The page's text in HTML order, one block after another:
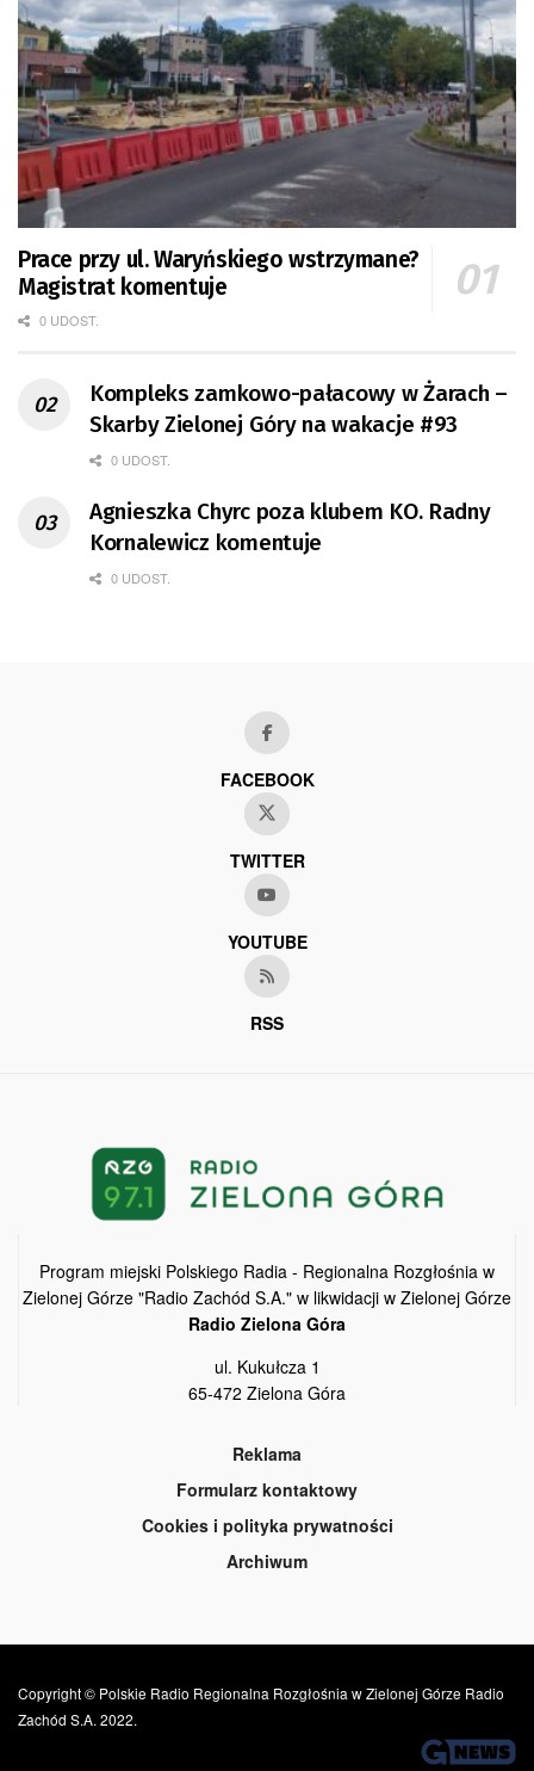
Prace przy ul. Waryńskiego wstrzymane?
Magistrat komentuje
0 UDOST.
Kompleks zamkowo-pałacowy w Żarach –
Skarby Zielonej Góry na wakacje #93
0 UDOST.
Agnieszka Chyrc poza klubem KO. Radny
Kornalewicz komentuje
0 UDOST.
FACEBOOK
TWITTER
YOUTUBE
RSS
Program miejski Polskiego Radia - Regionalna Rozgłośnia w
Zielonej Górze "Radio Zachód S.A." w likwidacji w Zielonej Górze
Radio Zielona Góra
ul. Kukułcza 1
65-472 Zielona Góra
Reklama
Formularz kontaktowy
Cookies i polityka prywatności
Archiwum
Copyright © Polskie Radio Regionalna Rozgłośnia w Zielonej Górze Radio
Zachód S.A. 2022.